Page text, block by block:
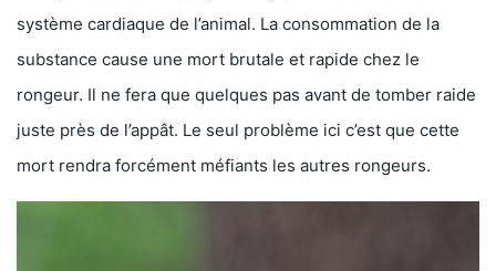
système cardiaque de l’animal. La consommation de la
substance cause une mort brutale et rapide chez le
rongeur. Il ne fera que quelques pas avant de tomber raide
juste près de l’appât. Le seul problème ici c’est que cette
mort rendra forcément méfiants les autres rongeurs.